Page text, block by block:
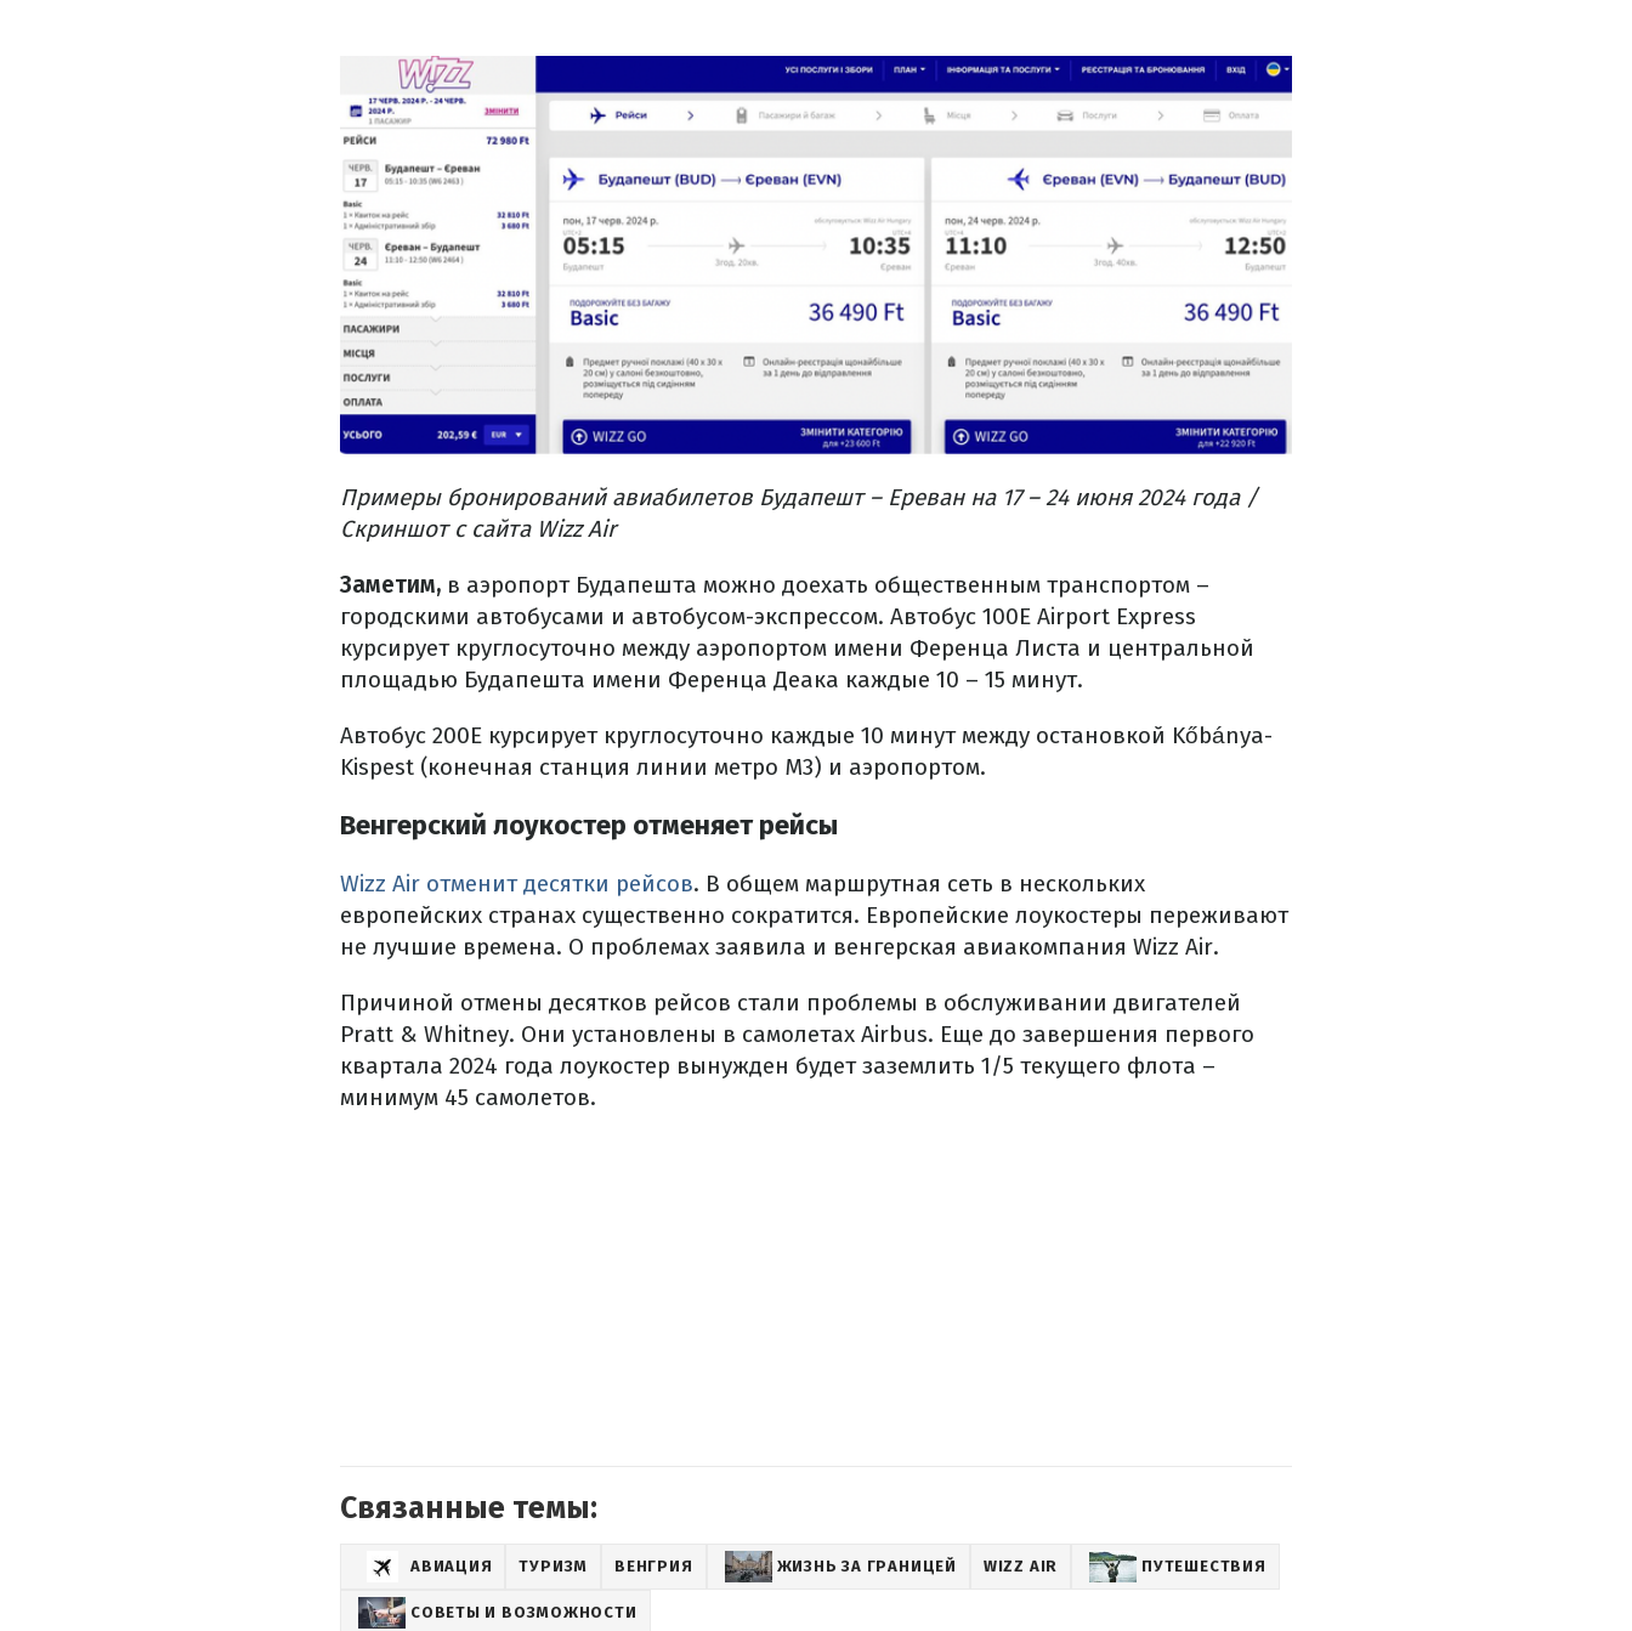
Примеры бронирований авиабилетов Будапешт – Ереван на 17 – 24 июня 2024 года /
Скриншот с сайта Wizz Air
Заметим, в аэропорт Будапешта можно доехать общественным транспортом –
городскими автобусами и автобусом-экспрессом. Автобус 100Е Airport Express
курсирует круглосуточно между аэропортом имени Ференца Листа и центральной
площадью Будапешта имени Ференца Деака каждые 10 – 15 минут.
Автобус 200Е курсирует круглосуточно каждые 10 минут между остановкой Kőbánya-
Kispest (конечная станция линии метро М3) и аэропортом.
Венгерский лоукостер отменяет рейсы
Wizz Air отменит десятки рейсов. В общем маршрутная сеть в нескольких
европейских странах существенно сократится. Европейские лоукостеры переживают
не лучшие времена. О проблемах заявила и венгерская авиакомпания Wizz Air.
Причиной отмены десятков рейсов стали проблемы в обслуживании двигателей
Pratt & Whitney. Они установлены в самолетах Airbus. Еще до завершения первого
квартала 2024 года лоукостер вынужден будет заземлить 1/5 текущего флота –
минимум 45 самолетов.
Связанные темы:
АВИАЦИЯ ТУРИЗМ ВЕНГРИЯ ЖИЗНЬ ЗА ГРАНИЦЕЙ WIZZ AIR ПУТЕШЕСТВИЯ
СОВЕТЫ И ВОЗМОЖНОСТИ